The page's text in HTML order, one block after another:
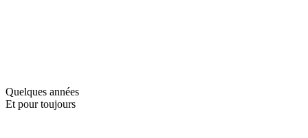
Quelques années
Et pour toujours